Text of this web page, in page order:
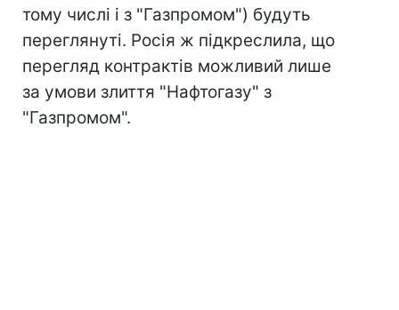
тому числі і з "Газпромом") будуть
переглянуті. Росія ж підкреслила, що
перегляд контрактів можливий лише
за умови злиття "Нафтогазу" з
"Газпромом".